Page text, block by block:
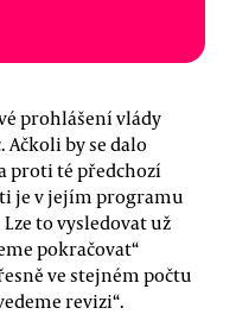
prohlášení vlády
Ačkoli by se dalo
proti té předchozí
je v jejím programu
to vysledovat už
pokračovat“
ve stejném počtu
revizi“.